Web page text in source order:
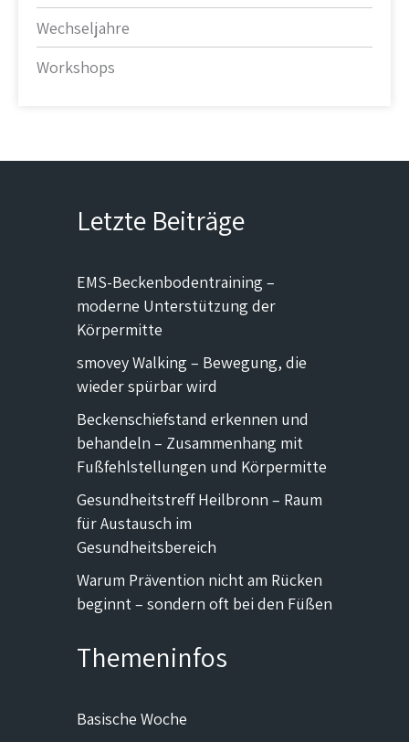
Wechseljahre
Workshops
Letzte Beiträge
EMS-Beckenbodentraining –
moderne Unterstützung der
Körpermitte
smovey Walking – Bewegung, die
wieder spürbar wird
Beckenschiefstand erkennen und
behandeln – Zusammenhang mit
Fußfehlstellungen und Körpermitte
Gesundheitstreff Heilbronn – Raum
für Austausch im
Gesundheitsbereich
Warum Prävention nicht am Rücken
beginnt – sondern oft bei den Füßen
Themeninfos
Basische Woche